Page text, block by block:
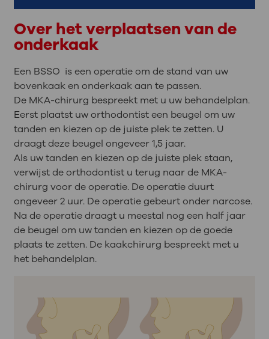
Over het verplaatsen van de
onderkaak
Een BSSO is een operatie om de stand van uw
bovenkaak en onderkaak aan te passen.
De MKA-chirurg bespreekt met u uw behandelplan.
Eerst plaatst uw orthodontist een beugel om uw
tanden en kiezen op de juiste plek te zetten. U
draagt deze beugel ongeveer 1,5 jaar.
Als uw tanden en kiezen op de juiste plek staan,
verwijst de orthodontist u terug naar de MKA-
chirurg voor de operatie. De operatie duurt
ongeveer 2 uur. De operatie gebeurt onder narcose.
Na de operatie draagt u meestal nog een half jaar
de beugel om uw tanden en kiezen op de goede
plaats te zetten. De kaakchirurg bespreekt met u
het behandelplan.